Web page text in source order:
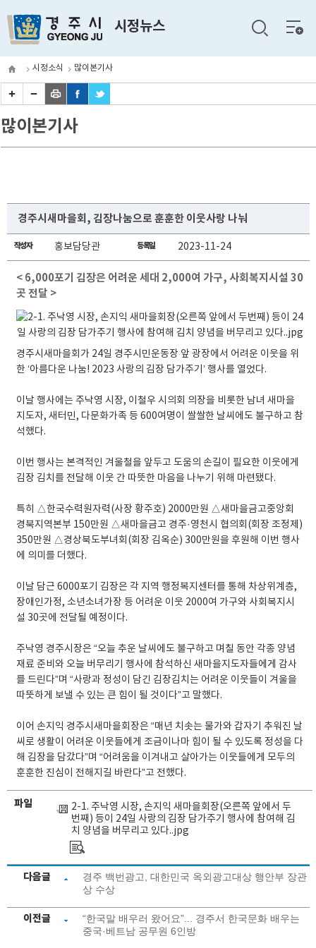
시정뉴스
전체
메뉴
시정소식 많이본기사
많이본기사
경주시새마을회, 김장나눔으로 훈훈한 이웃사랑 나눠
작성자 홍보담당관 등록일 2023-11-24
< 6,000포기 김장은 어려운 세대 2,000여 가구, 사회복지시설 30
곳 전달 >
경주시새마을회가 24일 경주시민운동장 앞 광장에서 어려운 이웃을 위
한 ‘아름다운 나눔! 2023 사랑의 김장 담가주기’ 행사를 열었다.
이날 행사에는 주낙영 시장, 이철우 시의회 의장을 비롯한 남녀 새마을
지도자, 새터민, 다문화가족 등 600여명이 쌀쌀한 날씨에도 불구하고 참
석했다.
이번 행사는 본격적인 겨울철을 앞두고 도움의 손길이 필요한 이웃에게
김장 김치를 전달해 이웃 간 따뜻한 마음을 나누기 위해 마련됐다.
특히 △한국수력원자력(사장 황주호) 2000만원 △새마을금고중앙회
경북지역본부 150만원 △새마을금고 경주·영천시 협의회(회장 조정제)
350만원 △경상북도부녀회(회장 김옥순) 300만원을 후원해 이번 행사
에 의미를 더했다.
이날 담근 6000포기 김장은 각 지역 행정복지센터를 통해 차상위계층,
장애인가정, 소년소녀가장 등 어려운 이웃 2000여 가구와 사회복지시
설 30곳에 전달될 예정이다.
주낙영 경주시장은 “오늘 추운 날씨에도 불구하고 며칠 동안 각종 양념
재료 준비와 오늘 버무리기 행사에 참석하신 새마을지도자들에게 감사
를 드린다”며 “사랑과 정성이 담긴 김장김치는 어려운 이웃들이 겨울을
따뜻하게 보낼 수 있는 큰 힘이 될 것이다”고 말했다.
이어 손지익 경주시새마을회장은 “매년 치솟는 물가와 갑자기 추워진 날
씨로 생활이 어려운 이웃들에게 조금이나마 힘이 될 수 있도록 정성을 다
해 김장을 담갔다”며 “어려움을 이겨내고 살아가는 이웃들에게 모두의
훈훈한 진심이 전해지길 바란다”고 전했다.
파일
2-1. 주낙영 시장, 손지익 새마을회장(오른쪽 앞에서 두
번째) 등이 24일 사랑의 김장 담가주기 행사에 참여해 김
치 양념을 버무리고 있다..jpg
다음글
경주 백번광고, 대한민국 옥외광고대상 행안부 장관
상 수상
이전글
“한국말 배우러 왔어요”... 경주서 한국문화 배우는
중국·베트남 공무원 6인방